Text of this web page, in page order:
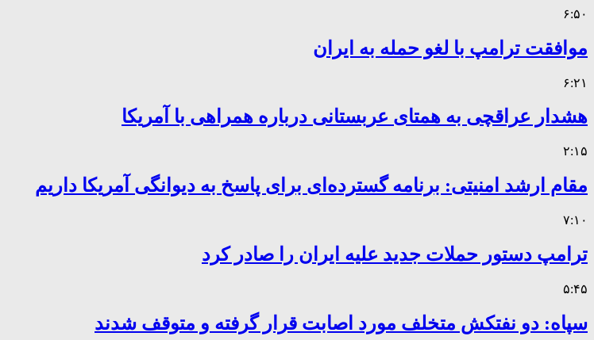
۶:۵۰
موافقت ترامپ با لغو حمله به ایران
۶:۲۱
هشدار عراقچی به همتای عربستانی درباره همراهی با آمریکا
۲:۱۵
مقام ارشد امنیتی: برنامه گسترده‌ای برای پاسخ به دیوانگی آمریکا داریم
۷:۱۰
ترامپ دستور حملات جدید علیه ایران را صادر کرد
۵:۴۵
سپاه: دو نفتکش متخلف مورد اصابت قرار گرفته و متوقف شدند